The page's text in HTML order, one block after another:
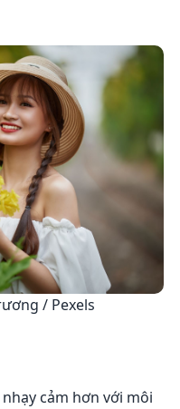
/ Pexels
cảm hơn với môi